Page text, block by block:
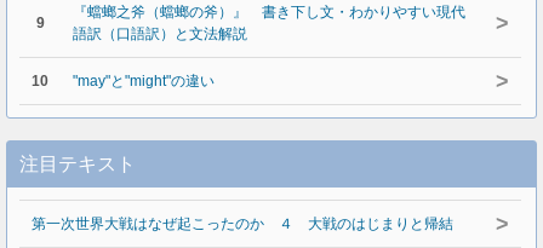
9
『蟷螂之斧（蟷螂の斧）』 書き下し文・わかりやすい現代
語訳（口語訳）と文法解説
>
10 "may"と"might"の違い >
注目テキスト
第一次世界大戦はなぜ起こったのか ４ 大戦のはじまりと帰結 >